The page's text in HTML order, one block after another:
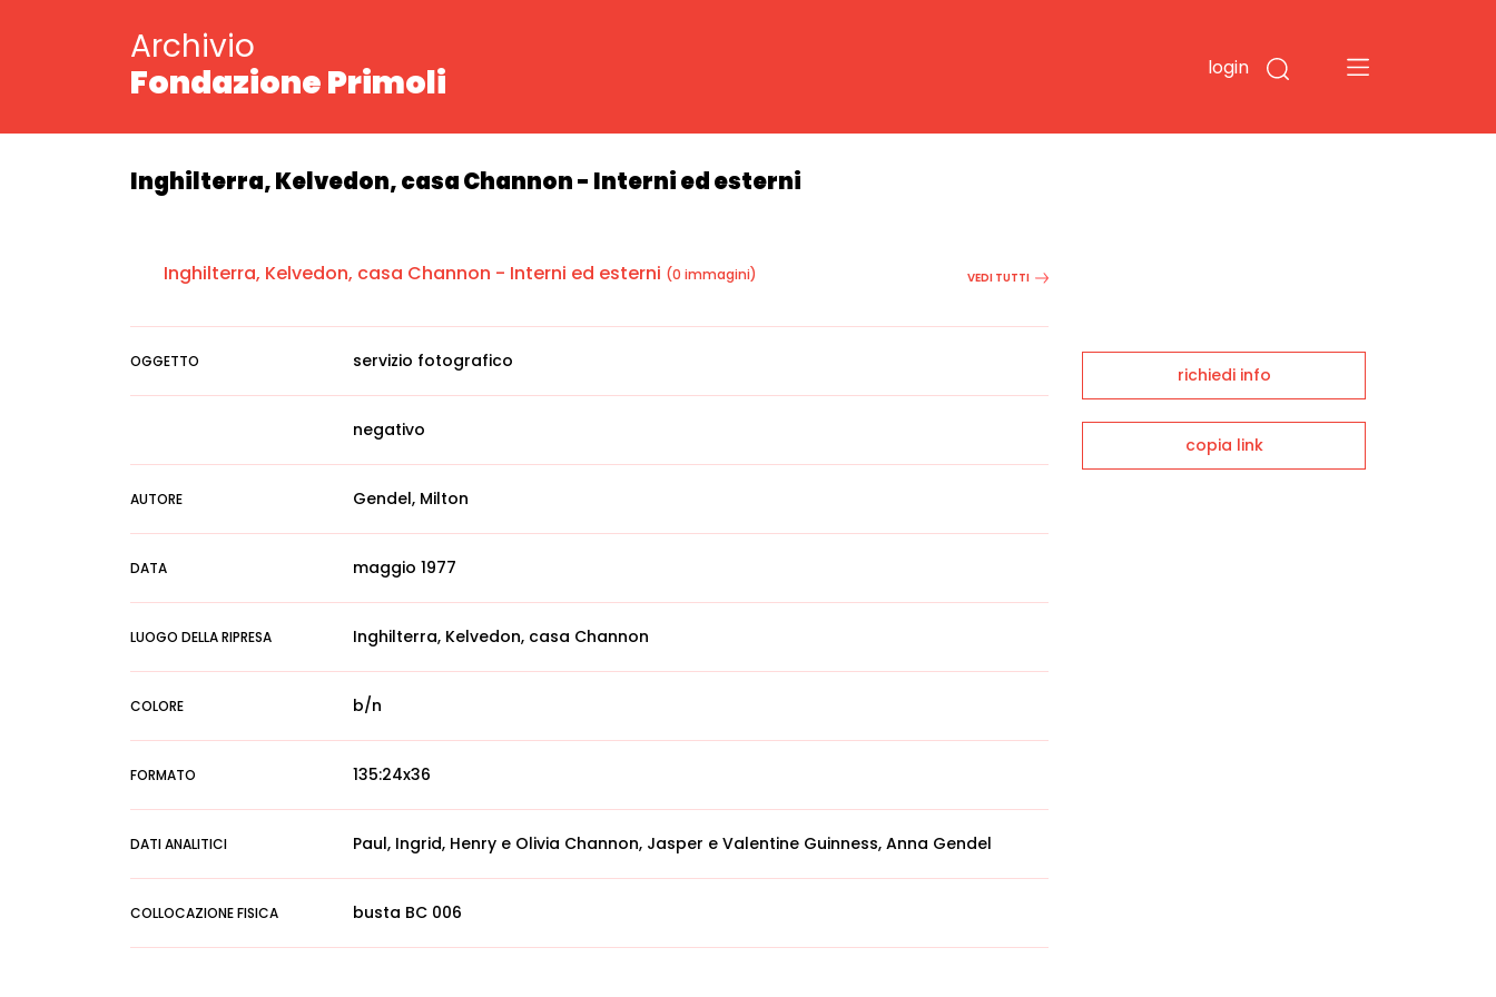
Archivio
Fondazione Primoli
login
Inghilterra, Kelvedon, casa Channon - Interni ed esterni
Inghilterra, Kelvedon, casa Channon - Interni ed esterni (0 immagini) VEDI TUTTI
OGGETTO servizio fotografico
negativo
AUTORE Gendel, Milton
DATA maggio 1977
LUOGO DELLA RIPRESA Inghilterra, Kelvedon, casa Channon
COLORE b/n
FORMATO 135:24x36
DATI ANALITICI Paul, Ingrid, Henry e Olivia Channon, Jasper e Valentine Guinness, Anna Gendel
COLLOCAZIONE FISICA busta BC 006
richiedi info
copia link